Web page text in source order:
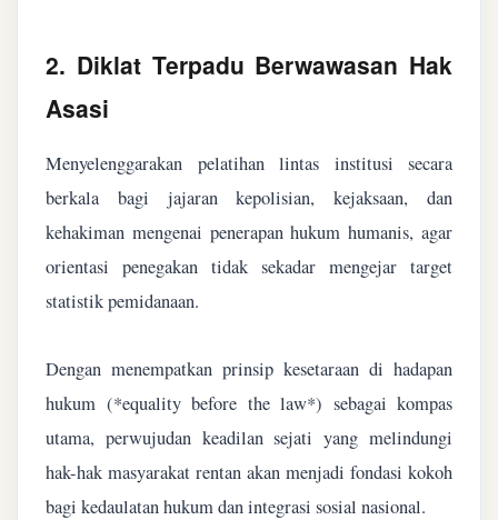
2. Diklat Terpadu Berwawasan Hak
Asasi
Menyelenggarakan pelatihan lintas institusi secara
berkala bagi jajaran kepolisian, kejaksaan, dan
kehakiman mengenai penerapan hukum humanis, agar
orientasi penegakan tidak sekadar mengejar target
statistik pemidanaan.
Dengan menempatkan prinsip kesetaraan di hadapan
hukum (*equality before the law*) sebagai kompas
utama, perwujudan keadilan sejati yang melindungi
hak-hak masyarakat rentan akan menjadi fondasi kokoh
bagi kedaulatan hukum dan integrasi sosial nasional.